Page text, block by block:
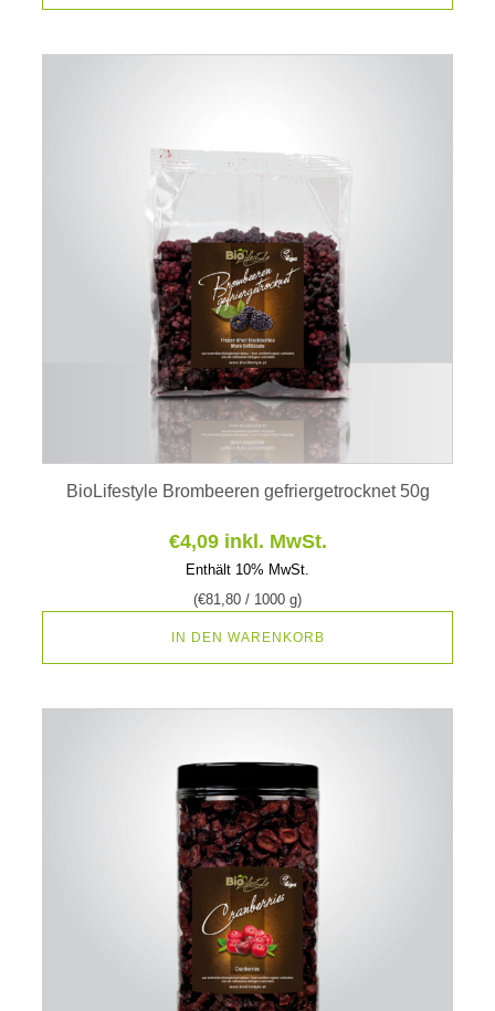
BioLifestyle Brombeeren gefriergetrocknet 50g
€4,09 inkl. MwSt.
Enthält 10% MwSt.
(€81,80 / 1000 g)
IN DEN WARENKORB